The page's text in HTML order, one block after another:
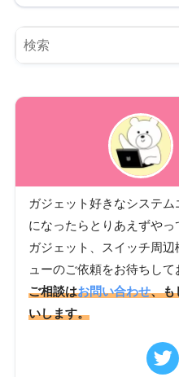
ガジェット好きなシステ
になったらとりあえずやっ
ガジェット、スイッチ周
ューのご依頼をお待ちして
ご相談はお問い合わせ、も
いします。